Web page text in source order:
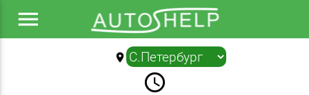
menu
location_on ▼
query_builder